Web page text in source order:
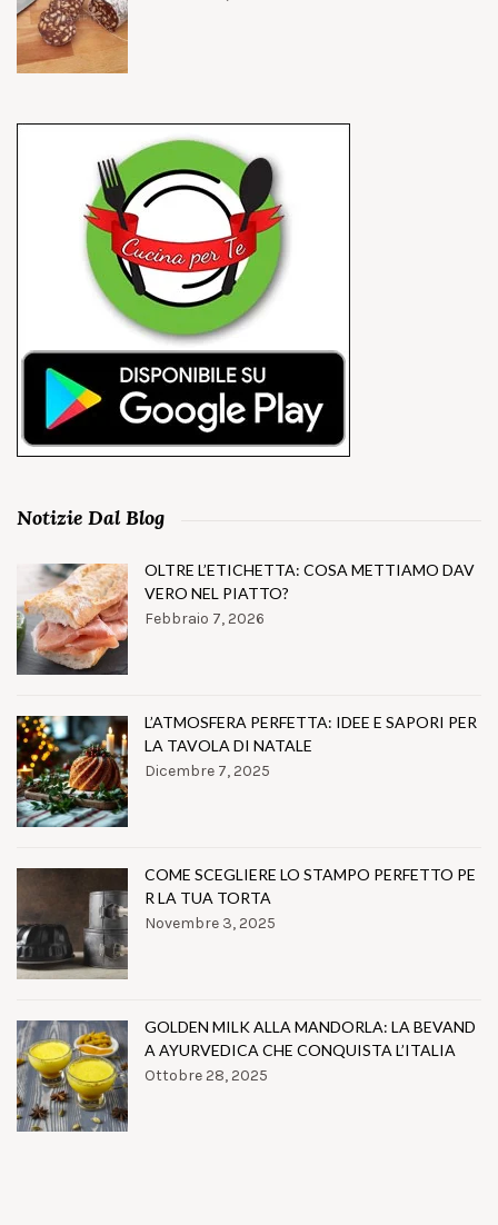
Notizie Dal Blog
OLTRE L’ETICHETTA: COSA METTIAMO DAV
VERO NEL PIATTO?
Febbraio 7, 2026
L’ATMOSFERA PERFETTA: IDEE E SAPORI PER
LA TAVOLA DI NATALE
Dicembre 7, 2025
COME SCEGLIERE LO STAMPO PERFETTO PE
R LA TUA TORTA
Novembre 3, 2025
GOLDEN MILK ALLA MANDORLA: LA BEVAND
A AYURVEDICA CHE CONQUISTA L’ITALIA
Ottobre 28, 2025